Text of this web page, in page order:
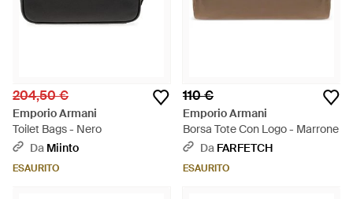
204,50 €
Emporio Armani
Toilet Bags - Nero
Da Miinto
ESAURITO
110 €
Emporio Armani
Borsa Tote Con Logo - Marrone
Da FARFETCH
ESAURITO